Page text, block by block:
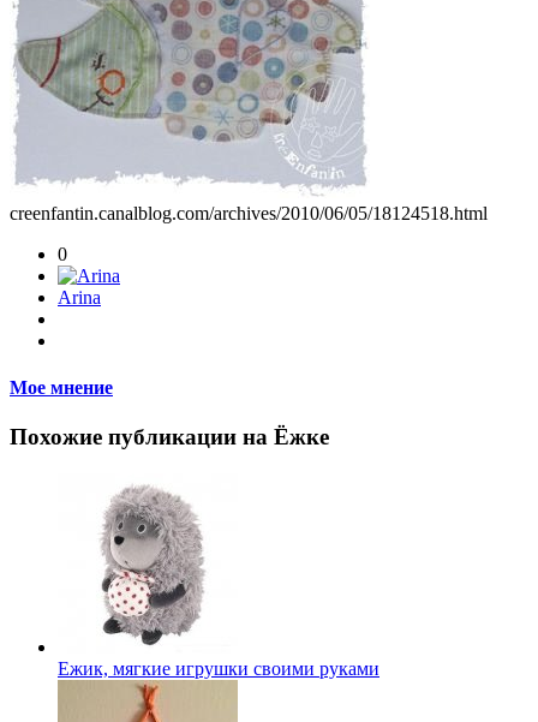
creenfantin.canalblog.com/archives/2010/06/05/18124518.html
0
Arina
Мое мнение
Похожие публикации на Ёжке
Ежик, мягкие игрушки своими руками